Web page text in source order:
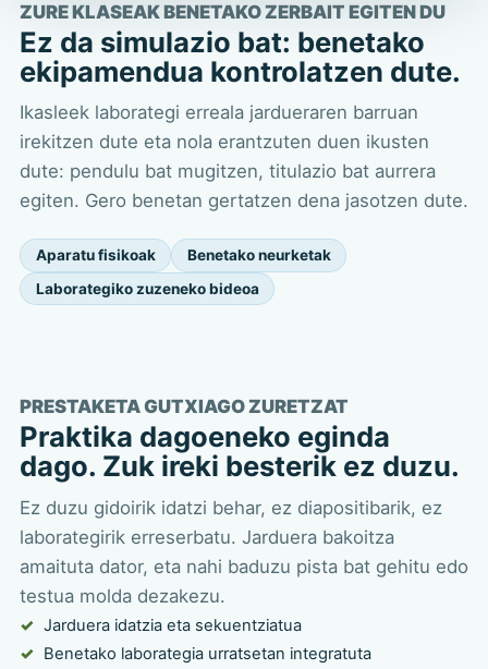
ZURE KLASEAK BENETAKO ZERBAIT EGITEN DU
Ez da simulazio bat: benetako
ekipamendua kontrolatzen dute.
Ikasleek laborategi erreala jardueraren barruan
irekitzen dute eta nola erantzuten duen ikusten
dute: pendulu bat mugitzen, titulazio bat aurrera
egiten. Gero benetan gertatzen dena jasotzen dute.
Aparatu fisikoak
Benetako neurketak
Laborategiko zuzeneko bideoa
PRESTAKETA GUTXIAGO ZURETZAT
Praktika dagoeneko eginda
dago. Zuk ireki besterik ez duzu.
Ez duzu gidoirik idatzi behar, ez diapositibarik, ez
laborategirik erreserbatu. Jarduera bakoitza
amaituta dator, eta nahi baduzu pista bat gehitu edo
testua molda dezakezu.
Jarduera idatzia eta sekuentziatua
Benetako laborategia urratsetan integratuta